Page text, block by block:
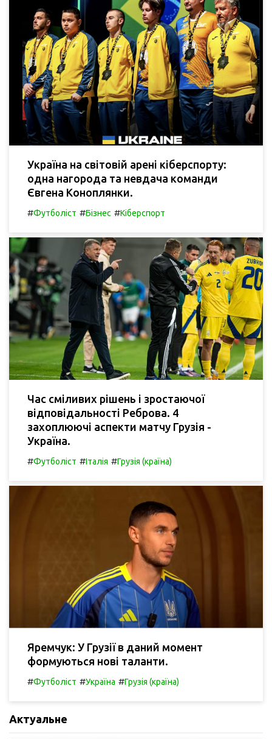
Україна на світовій арені кіберспорту:
одна нагорода та невдача команди
Євгена Коноплянки.
#Футболіст #Бізнес #Кіберспорт
Час сміливих рішень і зростаючої
відповідальності Реброва. 4
захоплюючі аспекти матчу Грузія -
Україна.
#Футболіст #Італія #Грузія (країна)
Яремчук: У Грузії в даний момент
формуються нові таланти.
#Футболіст #Україна #Грузія (країна)
Актуальне